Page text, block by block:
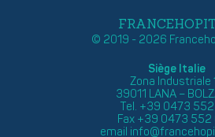
© 2019 - 2026
Siège Italie
Zona Industriale
39011 LANA –
Tel. +39 0473 552
Fax +39 0473 552
email